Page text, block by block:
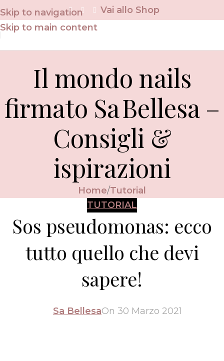
Skip to navigation
Skip to main content
Vai allo Shop
Il mondo nails
firmato Sa Bellesa –
Consigli &
ispirazioni
Home Tutorial
TUTORIAL
Sos pseudomonas: ecco
tutto quello che devi
sapere!
Sa BellesaOn 30 Marzo 2021